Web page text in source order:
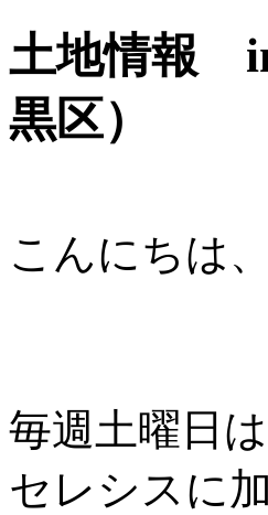
土地情報
黒区）
こんにちは
毎週土曜日は
セレシスに